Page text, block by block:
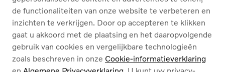
Français
de functionaliteiten van onze website te verbeteren en
inzichten te verkrijgen. Door op accepteren te klikken
gaat u akkoord met de plaatsing en het daaropvolgende
gebruik van cookies en vergelijkbare technologieën
zoals beschreven in onze Cookie-informatieverklaring